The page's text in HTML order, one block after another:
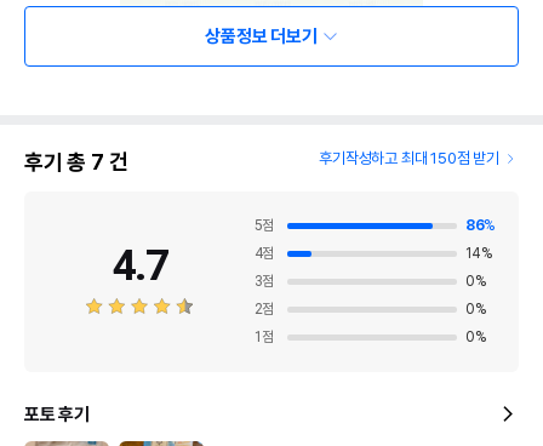
상품정보 더보기
후기 총 7 건 후기작성하고 최대 150점 받기
4.7
5점 86%
4점 14%
3점 0%
2점 0%
1 점 0%
포토 후기